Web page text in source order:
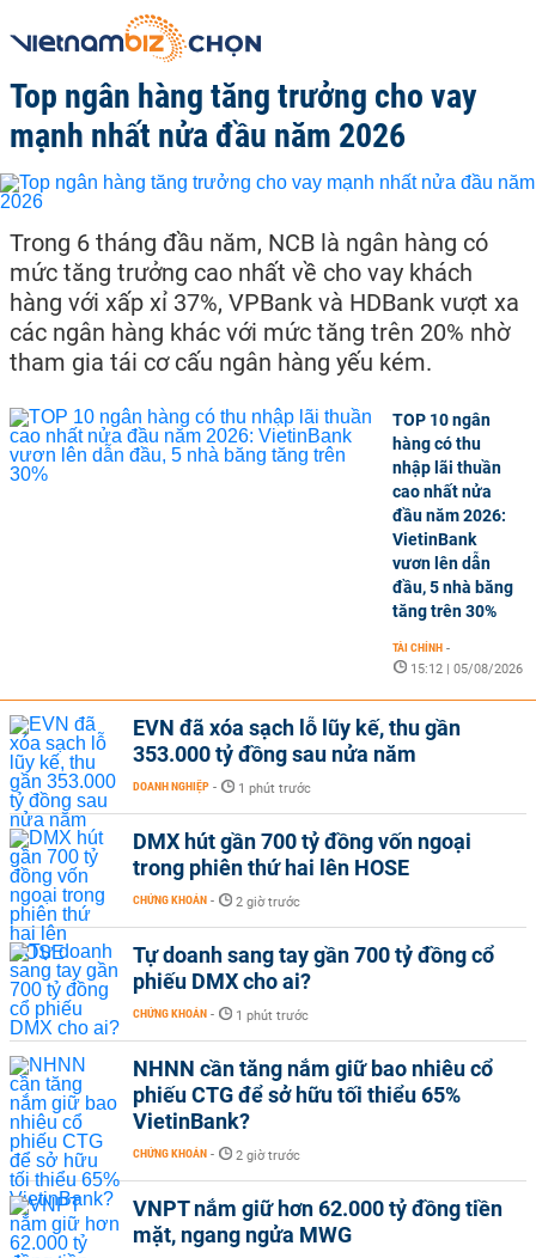
Top ngân hàng tăng trưởng cho vay
mạnh nhất nửa đầu năm 2026
Trong 6 tháng đầu năm, NCB là ngân hàng có
mức tăng trưởng cao nhất về cho vay khách
hàng với xấp xỉ 37%, VPBank và HDBank vượt xa
các ngân hàng khác với mức tăng trên 20% nhờ
tham gia tái cơ cấu ngân hàng yếu kém.
TOP 10 ngân
hàng có thu
nhập lãi thuần
cao nhất nửa
đầu năm 2026:
VietinBank
vươn lên dẫn
đầu, 5 nhà băng
tăng trên 30%
TÀI CHÍNH -
15:12 | 05/08/2026
EVN đã xóa sạch lỗ lũy kế, thu gần
353.000 tỷ đồng sau nửa năm
DOANH NGHIỆP - 1 phút trước
DMX hút gần 700 tỷ đồng vốn ngoại
trong phiên thứ hai lên HOSE
CHỨNG KHOÁN - 2 giờ trước
Tự doanh sang tay gần 700 tỷ đồng cổ
phiếu DMX cho ai?
CHỨNG KHOÁN - 1 phút trước
NHNN cần tăng nắm giữ bao nhiêu cổ
phiếu CTG để sở hữu tối thiểu 65%
VietinBank?
CHỨNG KHOÁN - 2 giờ trước
VNPT nắm giữ hơn 62.000 tỷ đồng tiền
mặt, ngang ngửa MWG